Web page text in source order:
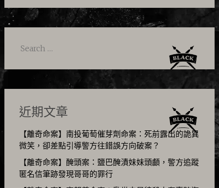
Search
近期文章
【離奇命案】南投葡萄催芽劑命案：死前露出的詭異
微笑，卻差點引導警方往錯誤方向破案？
【離奇命案】醃頭案：鹽巴醃漬妹妹頭顱，警方追蹤
匿名信筆跡發現哥哥的罪行